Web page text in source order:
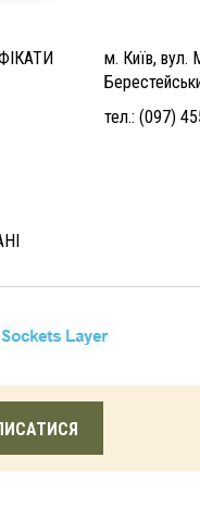
м. Київ, вул.
тел.: (097)